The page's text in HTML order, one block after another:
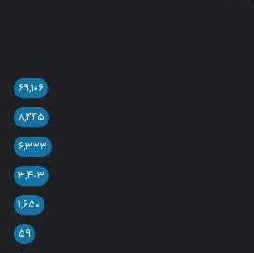
۶۹,۱۰۶
۸,۴۴۵
۶,۳۳۳
۳,۴۰۳
۱,۶۵۰
۵۹